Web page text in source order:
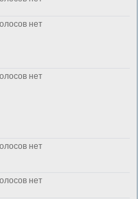
нет
нет
нет
нет